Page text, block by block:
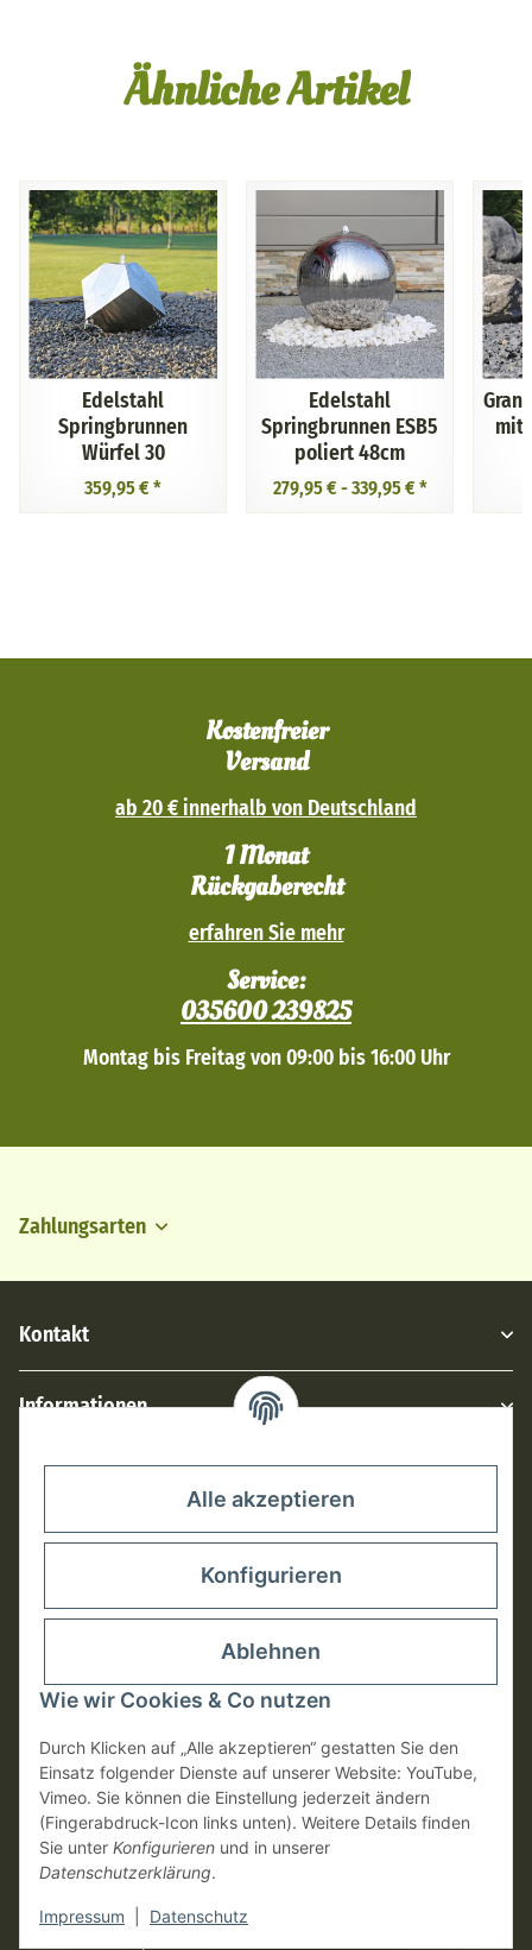
Alle akzeptieren
Konfigurieren
Ablehnen
Wie wir Cookies & Co nutzen
Durch Klicken auf „Alle akzeptieren“ gestatten Sie den
Einsatz folgender Dienste auf unserer Website: YouTube,
Vimeo. Sie können die Einstellung jederzeit ändern
(Fingerabdruck-Icon links unten). Weitere Details finden
Sie unter Konfigurieren und in unserer
Datenschutzerklärung.
Impressum Datenschutz
Ähnliche Artikel
Edelstahl
Springbrunnen
Würfel 30
359,95 € *
Edelstahl
Springbrunnen ESB5
poliert 48cm
279,95 € -339,95 € *
mit
Kostenfreier
Versand
ab 20 € innerhalb von Deutschland
1 Monat
Rückgaberecht
erfahren Sie mehr
Service:
035600 239825
Montag bis Freitag von 09:00 bis 16:00 Uhr
Zahlungsarten
Kontakt
Informationen
Vertrag widerrufen
* Alle Preise inkl. gesetzlicher USt., zzgl.